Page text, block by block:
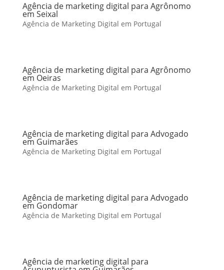
Agência de marketing digital para Agrônomo
em Seixal
Agência de Marketing Digital em Portugal
Agência de marketing digital para Agrônomo
em Oeiras
Agência de Marketing Digital em Portugal
Agência de marketing digital para Advogado
em Guimarães
Agência de Marketing Digital em Portugal
Agência de marketing digital para Advogado
em Gondomar
Agência de Marketing Digital em Portugal
Agência de marketing digital para